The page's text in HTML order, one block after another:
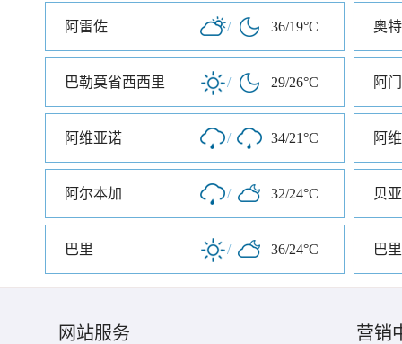
阿雷佐 / 36/19°C 奥
巴勒莫省西西里 / 29/26°C 阿
阿维亚诺 / 34/21°C 阿
阿尔本加 / 32/24°C 贝
巴里 / 36/24°C 巴
网站服务 营销